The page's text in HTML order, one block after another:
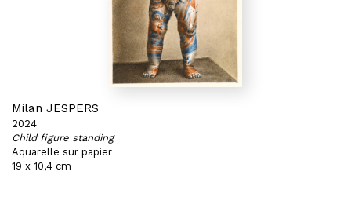
Milan JESPERS
2024
Child figure standing
Aquarelle sur papier
19 x 10,4 cm